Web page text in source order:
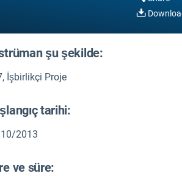
şu şekilde:
İşbirlikçi Proje
tarihi:
2013
ve süre: